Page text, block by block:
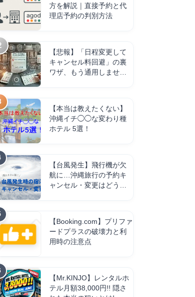
方を解説｜直接予約と代
理店予約の判別方法
【悲報】「日程変更して
キャンセル料回避」の裏
ワザ、もう通用しませ
【本当は教えたくない】
沖縄イチ◯◯な変わり種
ホテル 5選！
【台風発生】飛行機が欠
航に…沖縄旅行の予約キ
ャンセル・変更はどうす
【Booking.com】プリファ
ードプラスの破壊力と利
用時の注意点
【Mr.KINJO】レンタルホ
テル月額38,000円!! 隠さ